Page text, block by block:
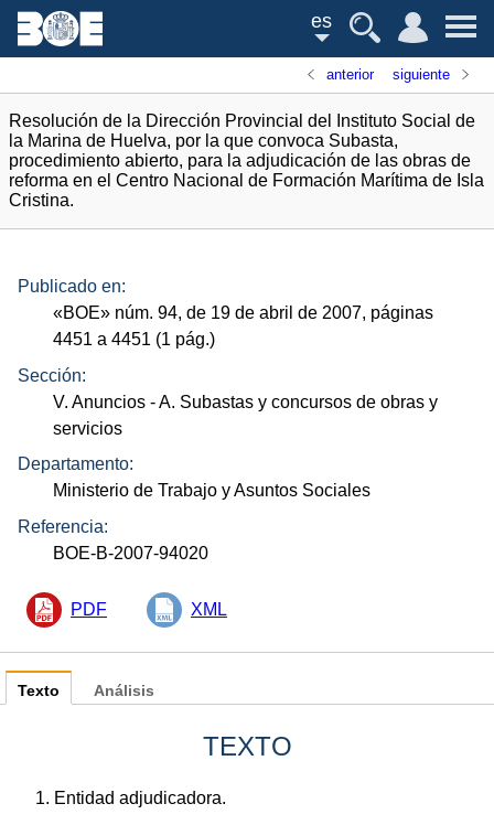
es
anterior siguiente
Resolución de la Dirección Provincial del Instituto Social de
la Marina de Huelva, por la que convoca Subasta,
procedimiento abierto, para la adjudicación de las obras de
reforma en el Centro Nacional de Formación Marítima de Isla
Cristina.
Publicado en:
«BOE» núm. 94, de 19 de abril de 2007, páginas
4451 a 4451 (1 pág.)
Sección:
V. Anuncios - A. Subastas y concursos de obras y
servicios
Departamento:
Ministerio de Trabajo y Asuntos Sociales
Referencia:
BOE-B-2007-94020
PDF XML
Texto
TEXTO
1. Entidad adjudicadora.
Análisis